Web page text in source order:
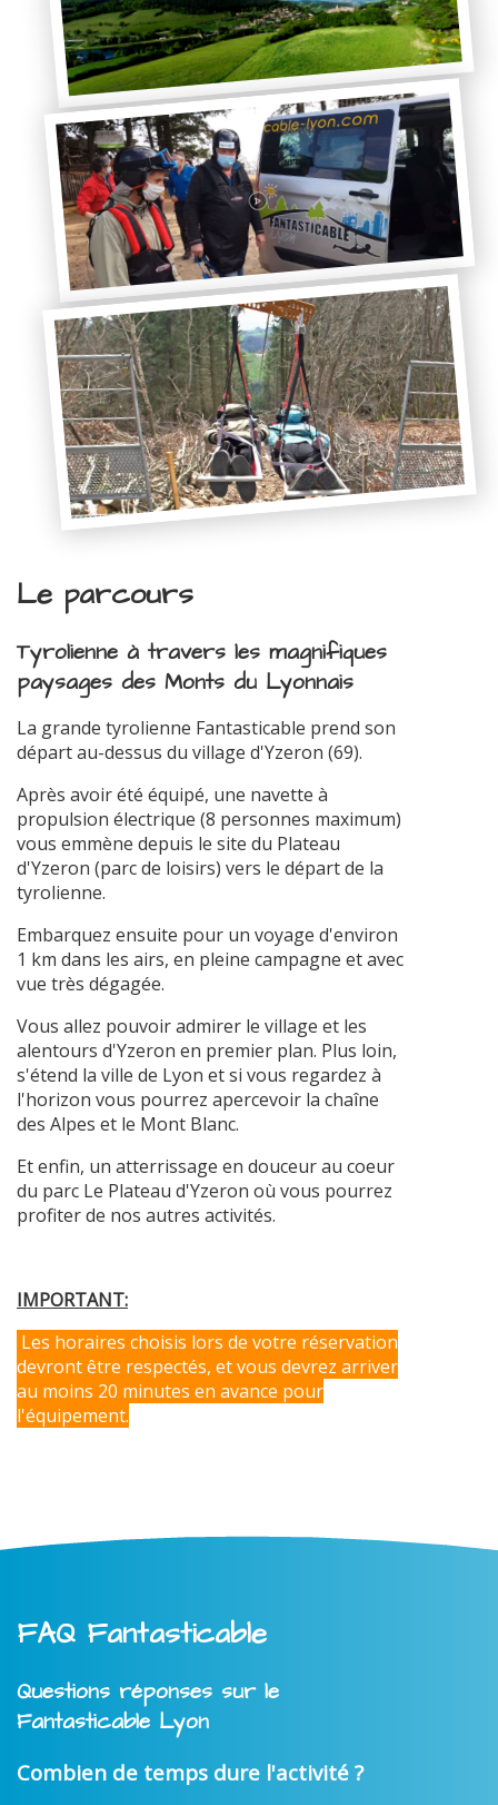
Le parcours
Tyrolienne à travers les magnifiques
paysages des Monts du Lyonnais
La grande tyrolienne Fantasticable prend son
départ au-dessus du village d'Yzeron (69).
Après avoir été équipé, une navette à
propulsion électrique (8 personnes maximum)
vous emmène depuis le site du Plateau
d'Yzeron (parc de loisirs) vers le départ de la
tyrolienne.
Embarquez ensuite pour un voyage d'environ
1 km dans les airs, en pleine campagne et avec
vue très dégagée.
Vous allez pouvoir admirer le village et les
alentours d'Yzeron en premier plan. Plus loin,
s'étend la ville de Lyon et si vous regardez à
l'horizon vous pourrez apercevoir la chaîne
des Alpes et le Mont Blanc.
Et enfin, un atterrissage en douceur au coeur
du parc Le Plateau d'Yzeron où vous pourrez
profiter de nos autres activités.
IMPORTANT:
Les horaires choisis lors de votre réservation
devront être respectés, et vous devrez arriver
au moins 20 minutes en avance pour
l'équipement.
FAQ Fantasticable
Questions réponses sur le
Fantasticable Lyon
Combien de temps dure l'activité ?